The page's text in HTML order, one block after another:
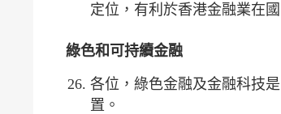
定位，有利於香港金融業在
綠色和可持續金融
各位，綠色金融及金融科技
置。